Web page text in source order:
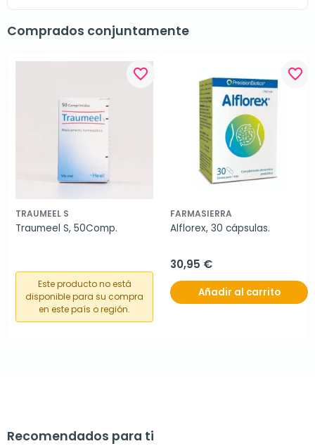
Comprados conjuntamente
favorite_border
TRAUMEEL S
Traumeel S, 50Comp.
Este producto no está
disponible para su compra
en este país o región.
favorite_border
FARMASIERRA
Alflorex, 30 cápsulas.
30,95 €
Añadir al carrito
Recomendados para ti